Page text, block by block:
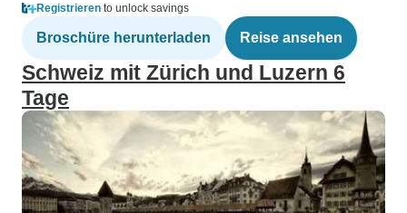
Registrieren to unlock savings
Broschüre herunterladen Reise ansehen
Schweiz mit Zürich und Luzern 6
Tage